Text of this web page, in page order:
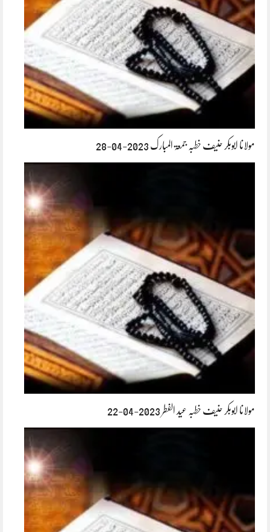
مولانا ابوبکر حنیف خطبہ جمعۃ المبارک 2023-04-28
مولانا ابوبکر حنیف خطبہ عید الفطر 2023-04-22